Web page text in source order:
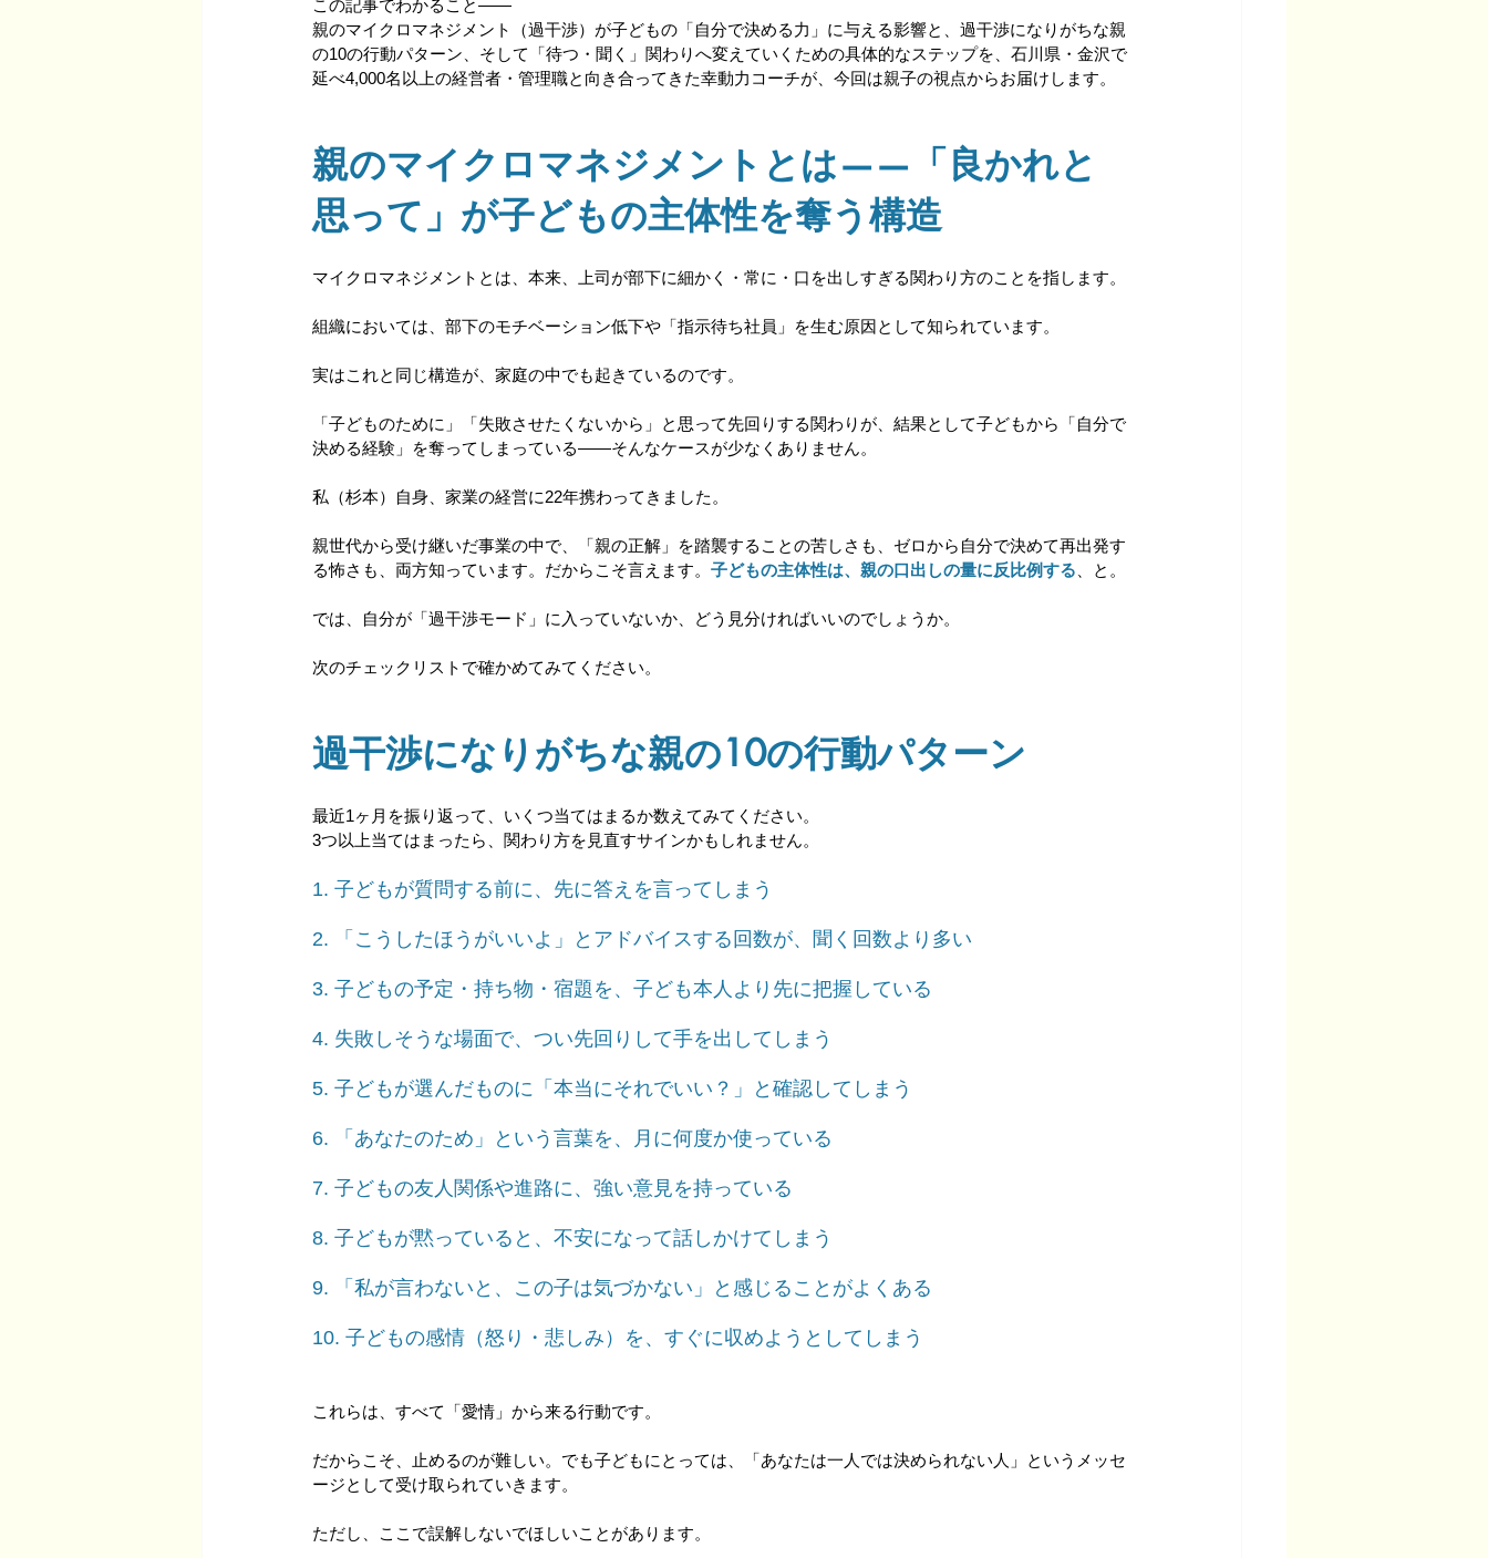
この記事でわかること——
親のマイクロマネジメント（過干渉）が子どもの「自分で決める力」に与える影響と、過干渉になりがちな親
の10の行動パターン、そして「待つ・聞く」関わりへ変えていくための具体的なステップを、石川県・金沢で
延べ4,000名以上の経営者・管理職と向き合ってきた幸動力コーチが、今回は親子の視点からお届けします。
親のマイクロマネジメントとは——「良かれと
思って」が子どもの主体性を奪う構造
マイクロマネジメントとは、本来、上司が部下に細かく・常に・口を出しすぎる関わり方のことを指します。
組織においては、部下のモチベーション低下や「指示待ち社員」を生む原因として知られています。
実はこれと同じ構造が、家庭の中でも起きているのです。
「子どものために」「失敗させたくないから」と思って先回りする関わりが、結果として子どもから「自分で
決める経験」を奪ってしまっている——そんなケースが少なくありません。
私（杉本）自身、家業の経営に22年携わってきました。
親世代から受け継いだ事業の中で、「親の正解」を踏襲することの苦しさも、ゼロから自分で決めて再出発す
る怖さも、両方知っています。だからこそ言えます。 子どもの主体性は、親の口出しの量に反比例する 、と。
では、自分が「過干渉モード」に入っていないか、どう見分ければいいのでしょうか。
次のチェックリストで確かめてみてください。
過干渉になりがちな親の10の行動パターン
最近1ヶ月を振り返って、いくつ当てはまるか数えてみてください。
3つ以上当てはまったら、関わり方を見直すサインかもしれません。
1. 子どもが質問する前に、先に答えを言ってしまう
2. 「こうしたほうがいいよ」とアドバイスする回数が、聞く回数より多い
3. 子どもの予定・持ち物・宿題を、子ども本人より先に把握している
4. 失敗しそうな場面で、つい先回りして手を出してしまう
5. 子どもが選んだものに「本当にそれでいい？」と確認してしまう
6. 「あなたのため」という言葉を、月に何度か使っている
7. 子どもの友人関係や進路に、強い意見を持っている
8. 子どもが黙っていると、不安になって話しかけてしまう
9. 「私が言わないと、この子は気づかない」と感じることがよくある
10. 子どもの感情（怒り・悲しみ）を、すぐに収めようとしてしまう
これらは、すべて「愛情」から来る行動です。
だからこそ、止めるのが難しい。でも子どもにとっては、「あなたは一人では決められない人」というメッセ
ージとして受け取られていきます。
ただし、ここで誤解しないでほしいことがあります。